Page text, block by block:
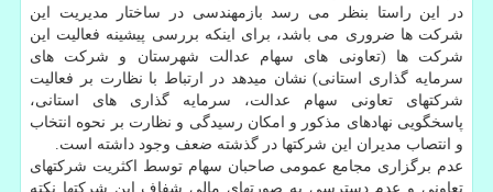
در این راستا بنظر می رسد بازمهندسی در ساختار مدیریت این
شرکت ها ضروری می باشد، برای اینکه بررسی پیشینه فعالیت این
شرکت ها (تعاونی های سهام عدالت شهرستان و شرکت های
سرمایه گذاری استانی) نشان میدهد در ارتباط با نظارت بر فعالیت
شرکتهای تعاونی سهام عدالت، سرمایه گذاری های استانی،
پاسخگویی نهادهای مذکور و امکان رسیدگی و نظارت بر نحوه انتخاب
و انتصاب مدیران این شرکتها در گذشته ضعف وجود داشته است.
عدم برگزاری مجامع عمومی صاحبان سهام توسط اکثریت شرکتهای
تعاونی و عدم دسترسی به صورتهای مالی شفاف این شرکتها نکته